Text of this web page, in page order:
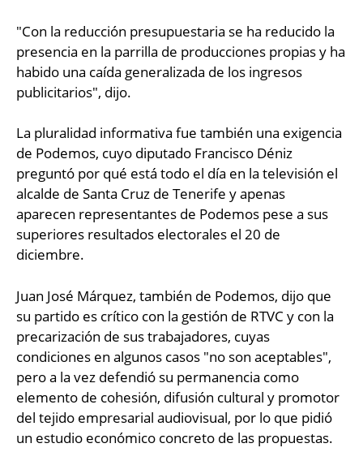
"Con la reducción presupuestaria se ha reducido la
presencia en la parrilla de producciones propias y ha
habido una caída generalizada de los ingresos
publicitarios", dijo.
La pluralidad informativa fue también una exigencia
de Podemos, cuyo diputado Francisco Déniz
preguntó por qué está todo el día en la televisión el
alcalde de Santa Cruz de Tenerife y apenas
aparecen representantes de Podemos pese a sus
superiores resultados electorales el 20 de
diciembre.
Juan José Márquez, también de Podemos, dijo que
su partido es crítico con la gestión de RTVC y con la
precarización de sus trabajadores, cuyas
condiciones en algunos casos "no son aceptables",
pero a la vez defendió su permanencia como
elemento de cohesión, difusión cultural y promotor
del tejido empresarial audiovisual, por lo que pidió
un estudio económico concreto de las propuestas.